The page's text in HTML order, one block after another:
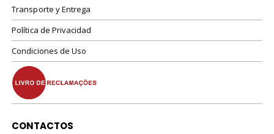
Transporte y Entrega
Política de Privacidad
Condiciones de Uso
CONTACTOS